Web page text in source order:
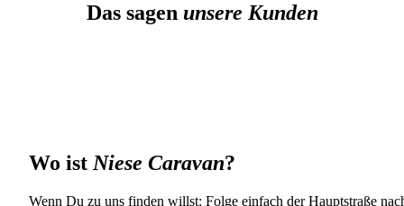
Das sagen unsere Kunden
Wo ist Niese Caravan?
Wenn Du zu uns finden willst: Folge einfach der Hauptstraße